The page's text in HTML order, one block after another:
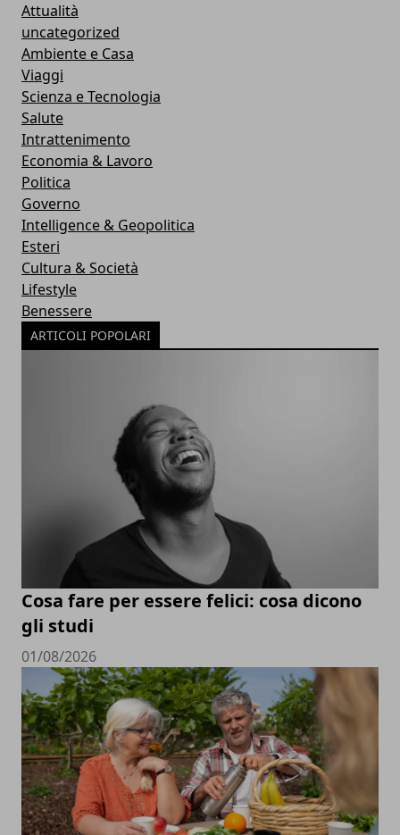
Attualità
uncategorized
Ambiente e Casa
Viaggi
Scienza e Tecnologia
Salute
Intrattenimento
Economia & Lavoro
Politica
Governo
Intelligence & Geopolitica
Esteri
Cultura & Società
Lifestyle
Benessere
ARTICOLI POPOLARI
Cosa fare per essere felici: cosa dicono
gli studi
01/08/2026